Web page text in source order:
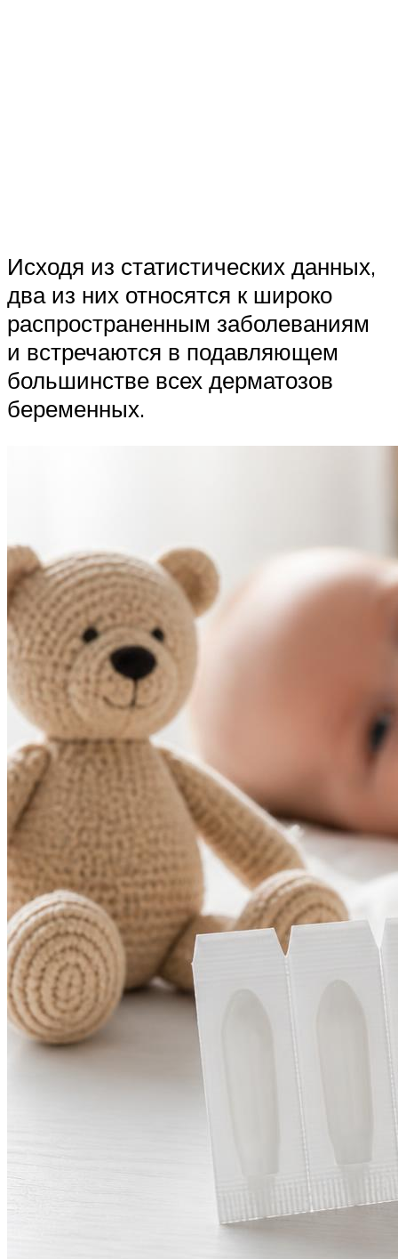
Исходя из статистических данных,
два из них относятся к широко
распространенным заболеваниям
и встречаются в подавляющем
большинстве всех дерматозов
беременных.